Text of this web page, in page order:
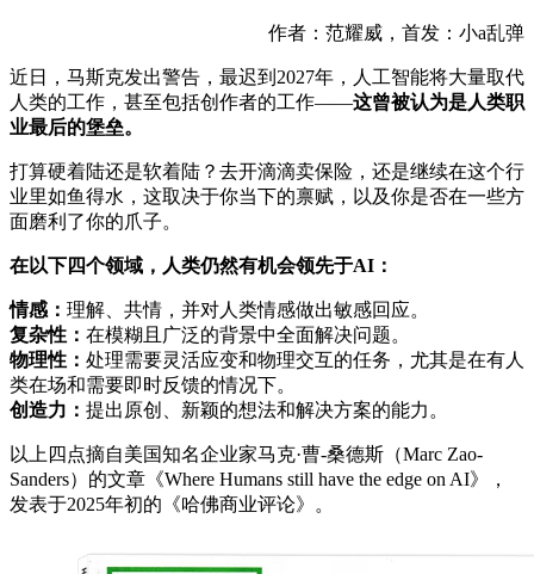
作者：范耀威，首发：小a乱弹
近日，马斯克发出警告，最迟到2027年，人工智能将大量取代
人类的工作，甚至包括创作者的工作——这曾被认为是人类职
业最后的堡垒。
打算硬着陆还是软着陆？去开滴滴卖保险，还是继续在这个行
业里如鱼得水，这取决于你当下的禀赋，以及你是否在一些方
面磨利了你的爪子。
在以下四个领域，人类仍然有机会领先于AI：
情感： 理解、共情，并对人类情感做出敏感回应。
复杂性： 在模糊且广泛的背景中全面解决问题。
物理性： 处理需要灵活应变和物理交互的任务，尤其是在有人
类在场和需要即时反馈的情况下。
创造力： 提出原创、新颖的想法和解决方案的能力。
以上四点摘自美国知名企业家马克·曹-桑德斯（Marc Zao-
Sanders）的文章《Where Humans still have the edge on AI》，
发表于2025年初的《哈佛商业评论》。